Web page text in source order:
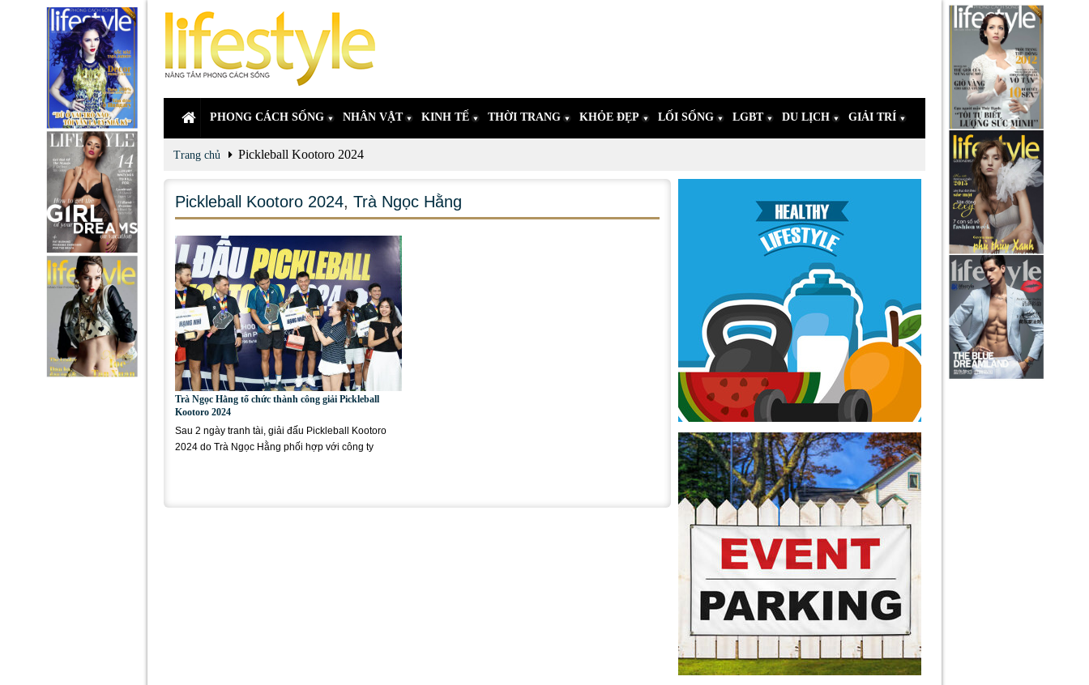
PHONG CÁCH SỐNG NHÂN VẬT KINH TẾ THỜI TRANG KHỎE ĐẸP LỐI SỐNG LGBT DU LỊCH GIẢI TRÍ
Trang chủ Pickleball Kootoro 2024
Pickleball Kootoro 2024, Trà Ngọc Hằng
Trà Ngọc Hằng tổ chức thành công giải Pickleball
Kootoro 2024
Sau 2 ngày tranh tài, giải đấu Pickleball Kootoro
2024 do Trà Ngọc Hằng phối hợp với công ty